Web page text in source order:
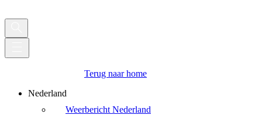
Terug naar home
Nederland
Weerbericht Nederland